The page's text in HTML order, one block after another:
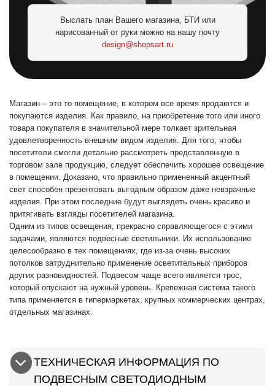
Выслать план Вашего магазина, БТИ или
нарисованный от руки можно на нашу почту
design@shopsart.ru
Магазин – это то помещение, в котором все время продаются и
покупаются изделия. Как правило, на приобретение того или иного
товара покупателя в значительной мере толкает зрительная
удовлетворенность внешним видом изделия. Для того, чтобы
посетители смогли детально рассмотреть представленную в
торговом зале продукцию, следует обеспечить хорошее освещение
в помещении. Доказано, что правильно примененный акцентный
свет способен презентовать выгодным образом даже невзрачные
изделия. При этом последние будут выглядеть очень красиво и
притягивать взгляды посетителей магазина.
Одним из типов освещения, прекрасно справляющегося с этими
задачами, являются подвесные светильники. Их использование
целесообразно в тех помещениях, где из-за очень высоких
потолков затруднительно применение осветительных приборов
других разновидностей. Подвесом чаще всего является трос,
который опускают на нужный уровень. Крепежная система такого
типа применяется в гипермаркетах, крупных коммерческих центрах,
отдельных магазинах.
ТЕХНИЧЕСКАЯ ИНФОРМАЦИЯ ПО
ПОДВЕСНЫМ СВЕТОДИОДНЫМ